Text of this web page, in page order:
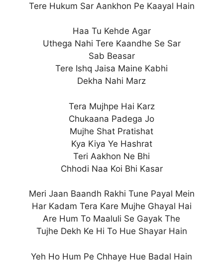
Tere Hukum Sar Aankhon Pe Kaayal Hain
Haa Tu Kehde Agar
Uthega Nahi Tere Kaandhe Se Sar
Sab Beasar
Tere Ishq Jaisa Maine Kabhi
Dekha Nahi Marz
Tera Mujhpe Hai Karz
Chukaana Padega Jo
Mujhe Shat Pratishat
Kya Kiya Ye Hashrat
Teri Aakhon Ne Bhi
Chhodi Naa Koi Bhi Kasar
Meri Jaan Baandh Rakhi Tune Payal Mein
Har Kadam Tera Kare Mujhe Ghayal Hai
Are Hum To Maaluli Se Gayak The
Tujhe Dekh Ke Hi To Hue Shayar Hain
Yeh Ho Hum Pe Chhaye Hue Badal Hain